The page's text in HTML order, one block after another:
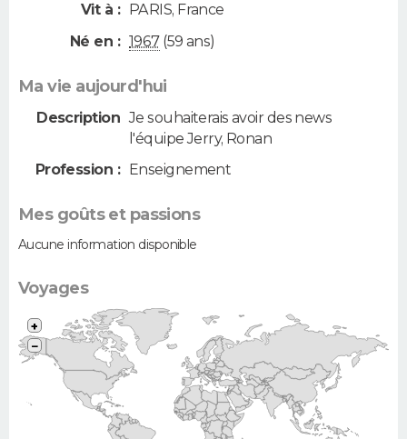
Vit à : PARIS, France
Né en : 1967(59 ans)
Ma vie aujourd'hui
Description Je souhaiterais avoir des news
l'équipe Jerry, Ronan
Profession : Enseignement
Mes goûts et passions
Aucune information disponible
Voyages
+
−